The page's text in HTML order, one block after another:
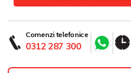
Comenzi telefonice
0312 287 300